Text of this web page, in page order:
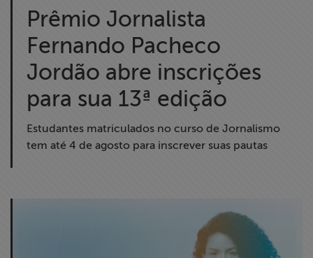
Liberdade de
Expressão
Projetos
Proteção Legal
Prêmio Jornalista
Fernando Pacheco
Jordão abre inscrições
para sua 13ª edição
Estudantes matriculados no curso de Jornalismo
tem até 4 de agosto para inscrever suas pautas